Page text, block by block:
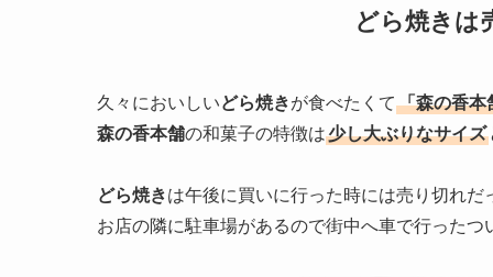
どら焼きは
久々においしいどら焼きが食べたくて 「森の香本
森の香本舗の和菓子の特徴は少し大ぶりなサイズ
どら焼きは午後に買いに行った時には売り切れだ
お店の隣に駐車場があるので街中へ車で行ったつ